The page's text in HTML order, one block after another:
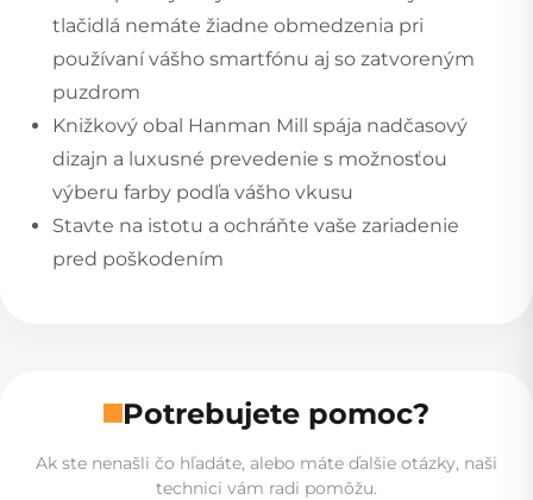
tlačidlá nemáte žiadne obmedzenia pri
používaní vášho smartfónu aj so zatvoreným
puzdrom
Knižkový obal Hanman Mill spája nadčasový
dizajn a luxusné prevedenie s možnosťou
výberu farby podľa vášho vkusu
Stavte na istotu a ochráňte vaše zariadenie
pred poškodením
Potrebujete pomoc?
Ak ste nenašli čo hľadáte, alebo máte ďalšie otázky, naši
technici vám radi pomôžu.